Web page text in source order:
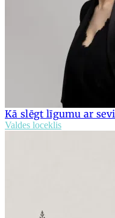
Kā slēgt līgumu ar sevi
Valdes loceklis